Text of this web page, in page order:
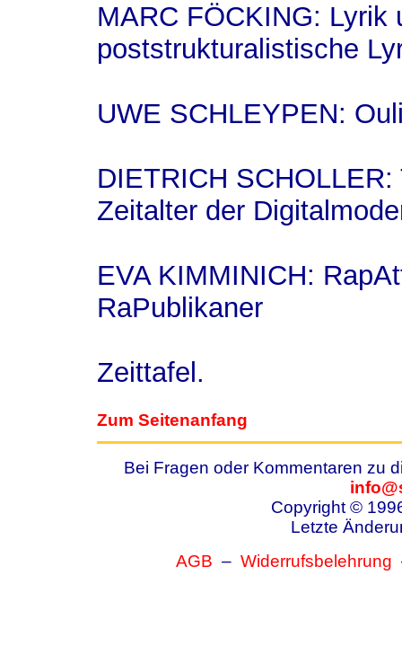
MARC FÖCKING: Lyrik
poststrukturalistische
UWE SCHLEYPEN:
DIETRICH
Zeitalter der
EVA KIMMINICH:
RaPublikaner
Zeittafel.
Zum Seitenanfang
Bei Fragen oder Kommentaren zu
Copyright ©
Letzte
AGB – Widerrufsbelehrung